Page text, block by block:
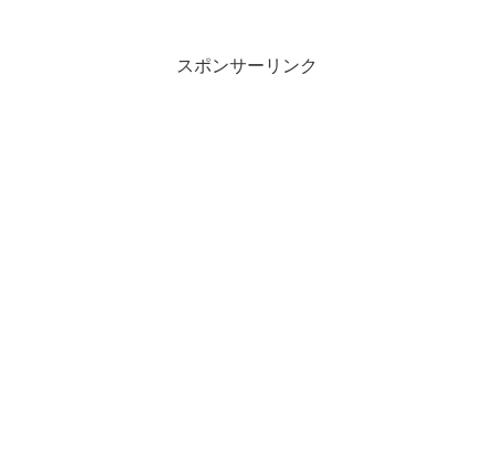
スポンサーリンク